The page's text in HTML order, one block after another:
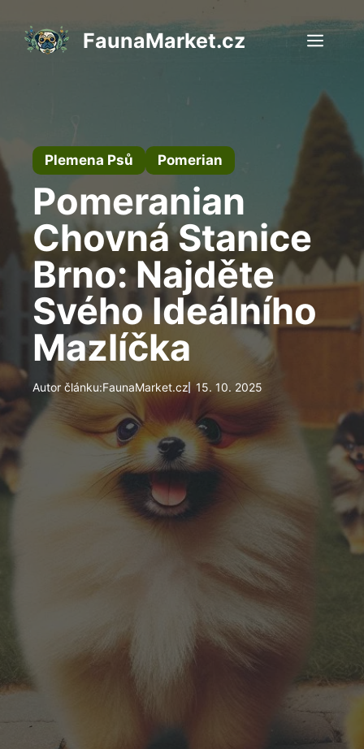
obsah
FaunaMarket.cz
Plemena Psů Pomerian
Pomeranian
Chovná Stanice
Brno: Najděte
Svého Ideálního
Mazlíčka
Autor článku:FaunaMarket.cz 15. 10. 2025